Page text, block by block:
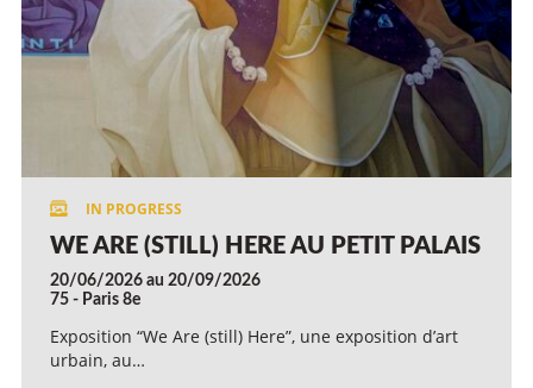
WE ARE (STILL) HERE AU PETIT PALAIS
20/06/2026 au 20/09/2026
75 - Paris 8e
Exposition “We Are (still) Here”, une exposition d’art
urbain, au…